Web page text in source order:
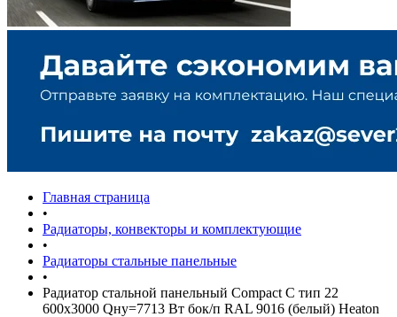
Главная страница
•
Радиаторы, конвекторы и комплектующие
•
Радиаторы стальные панельные
•
Радиатор стальной панельный Compact C тип 22
600х3000 Qну=7713 Вт бок/п RAL 9016 (белый) Heaton